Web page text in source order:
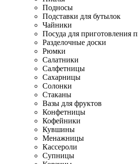
Подносы
Подставки для бутылок
Чайники
Посуда для приготовления
Разделочные доски
Рюмки
Салатники
Салфетницы
Сахарницы
Солонки
Стаканы
Вазы для фруктов
Конфетницы
Кофейники
Кувшины
Менажницы
Кассероли
Супницы